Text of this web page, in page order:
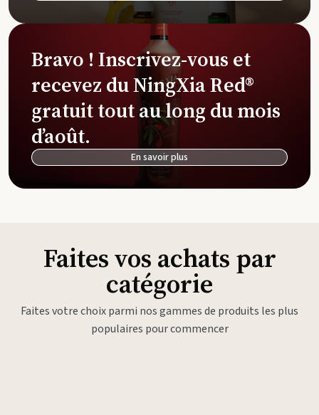
Bravo ! Inscrivez-vous et
recevez du NingXia Red®
gratuit tout au long du mois
d’août.
En savoir plus
Faites vos achats par
catégorie
Faites votre choix parmi nos gammes de produits les plus
populaires pour commencer